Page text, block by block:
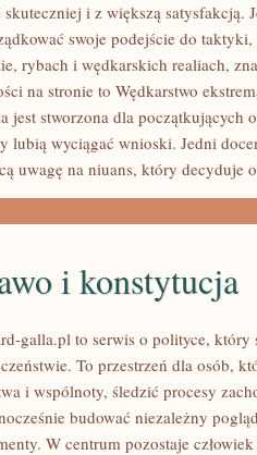
skuteczniej i z większą satysfakcją.
swoje podejście do
rybach i wędkarskich realiach,
na stronie to Wędkarstwo
jest stworzona dla początkujących
lubią wyciągać wnioski. Jedni
uwagę na niuans, który decyduje
i konstytucja
galla.pl to serwis o polityce, który
To przestrzeń dla osób,
i wspólnoty, śledzić procesy
budować niezależny
W centrum pozostaje